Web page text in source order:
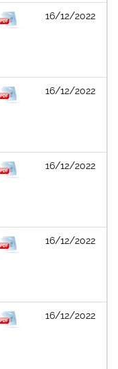
16/12/2022
16/12/2022
16/12/2022
16/12/2022
16/12/2022